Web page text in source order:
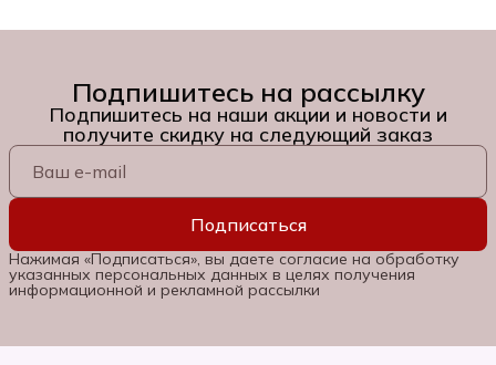
Подпишитесь на рассылку
Подпишитесь на наши акции и новости и
получите скидку на следующий заказ
Подписаться
Нажимая «Подписаться», вы даете согласие на обработку
указанных персональных данных в целях получения
информационной и рекламной рассылки